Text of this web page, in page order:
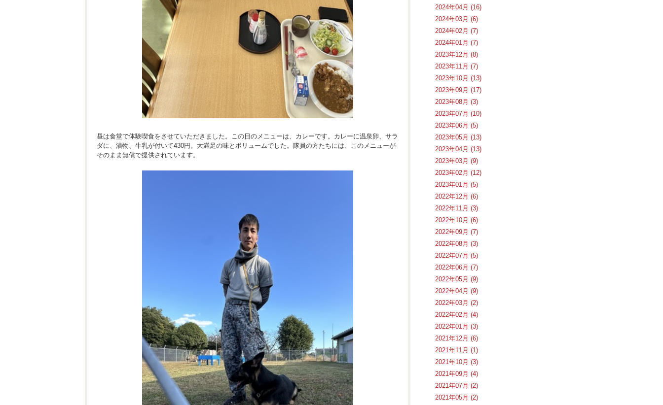
昼は食堂で体験喫食をさせていただきました。この日のメニューは、カレーです。カレーに温泉卵、サラ
ダに、漬物、牛乳が付いて430円。大満足の味とボリュームでした。隊員の方たちには、このメニューが
そのまま無償で提供されています。
2024年04月 (16)
2024年03月 (6)
2024年02月 (7)
2024年01月 (7)
2023年12月 (8)
2023年11月 (7)
2023年10月 (13)
2023年09月 (17)
2023年08月 (3)
2023年07月 (10)
2023年06月 (5)
2023年05月 (13)
2023年04月 (13)
2023年03月 (9)
2023年02月 (12)
2023年01月 (5)
2022年12月 (6)
2022年11月 (3)
2022年10月 (6)
2022年09月 (7)
2022年08月 (3)
2022年07月 (5)
2022年06月 (7)
2022年05月 (9)
2022年04月 (9)
2022年03月 (2)
2022年02月 (4)
2022年01月 (3)
2021年12月 (6)
2021年11月 (1)
2021年10月 (3)
2021年09月 (4)
2021年07月 (2)
2021年05月 (2)